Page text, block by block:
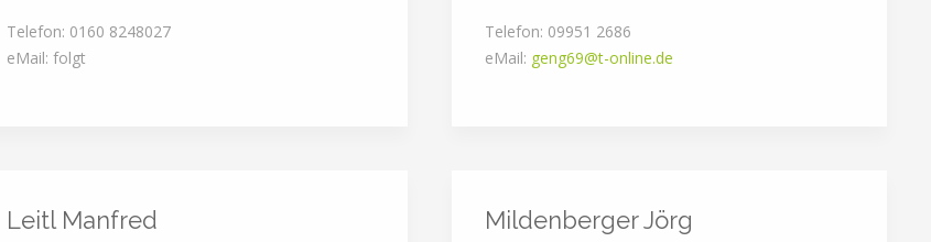
Telefon: 0160 8248027
eMail: folgt
Telefon: 09951 2686
eMail: geng69@t-online.de
Leitl Manfred Mildenberger Jörg